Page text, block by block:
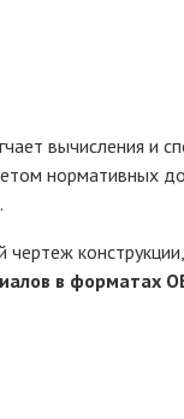
вычисления и
нормативных
в форматах